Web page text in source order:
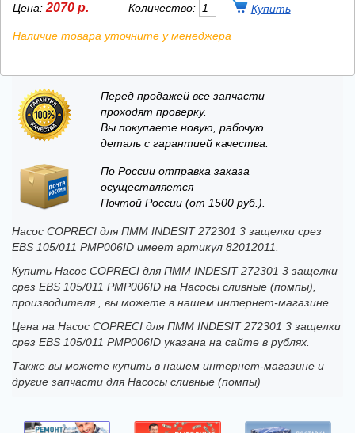
Цена:2070 р. Количество:
Наличие товара уточните у менеджера
Перед продажей все запчасти
проходят проверку.
Вы покупаете новую, рабочую
деталь с гарантией качества.
По России отправка заказа
осуществляется
Почтой России (от 1500 руб.).
Насос COPRECI для ПММ INDESIT 272301 3 защелки срез
EBS 105/011 PMP006ID имеет артикул 82012011.
Купить Насос COPRECI для ПММ INDESIT 272301 3 защелки
срез EBS 105/011 PMP006ID на Насосы сливные (помпы),
производителя , вы можете в нашем интернет-магазине.
Цена на Насос COPRECI для ПММ INDESIT 272301 3 защелки
срез EBS 105/011 PMP006ID указана на сайте в рублях.
Также вы можете купить в нашем интернет-магазине и
другие запчасти для Насосы сливные (помпы)